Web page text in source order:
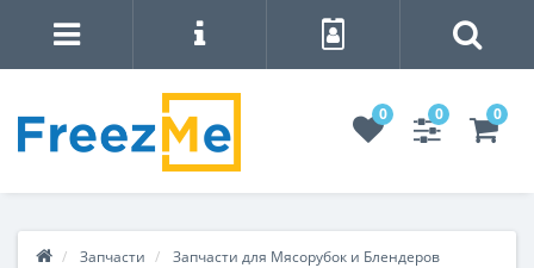
0 0 0
Запчасти
Запчасти для Мясорубок и Блендеров